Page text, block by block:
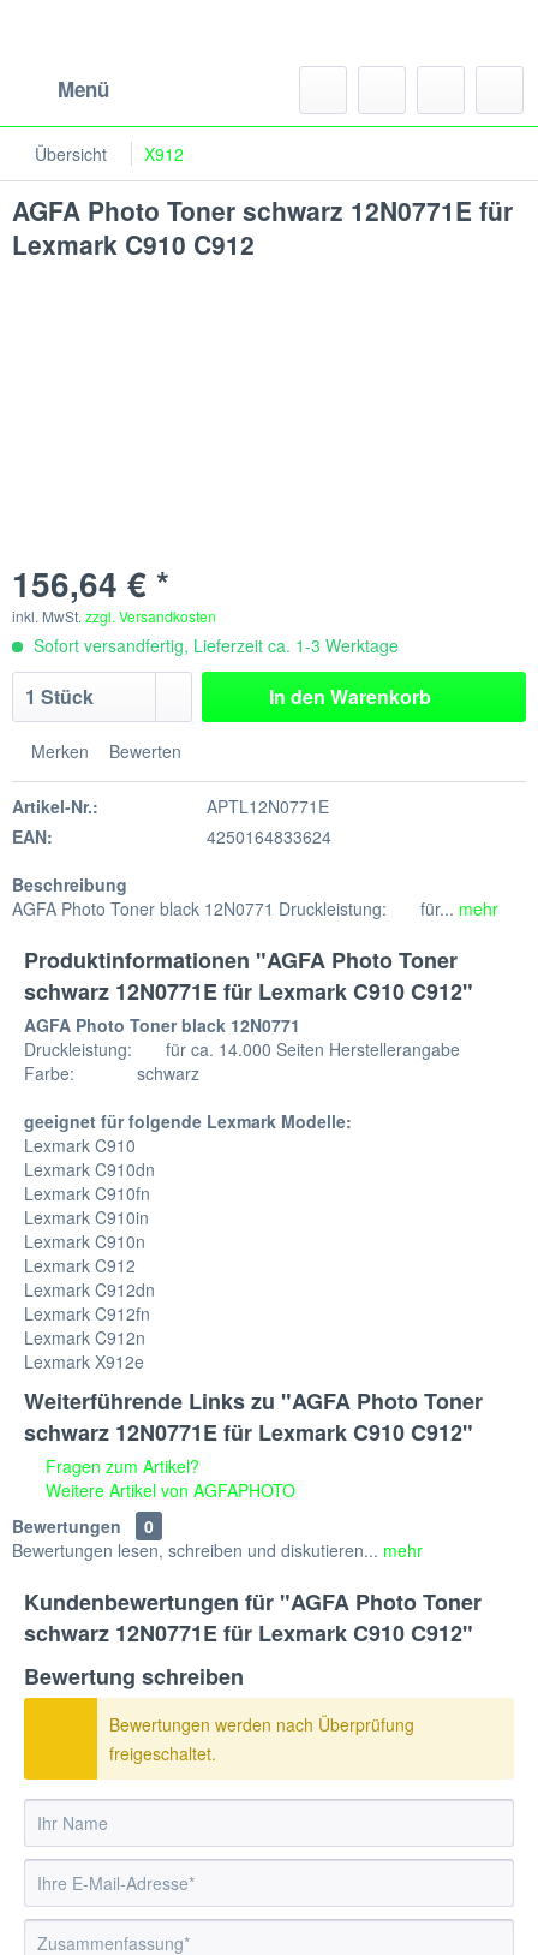
Menü
Übersicht X912
AGFA Photo Toner schwarz 12N0771E für
Lexmark C910 C912
156,64 € *
inkl. MwSt. zzgl. Versandkosten
Sofort versandfertig, Lieferzeit ca. 1-3 Werktage
In den Warenkorb
Merken Bewerten
Artikel-Nr.:
APTL12N0771E
EAN:
4250164833624
Beschreibung
AGFA Photo Toner black 12N0771 Druckleistung: für... mehr
Produktinformationen "AGFA Photo Toner
schwarz 12N0771E für Lexmark C910 C912"
AGFA Photo Toner black 12N0771
Druckleistung: für ca. 14.000 Seiten Herstellerangabe
Farbe: schwarz
geeignet für folgende Lexmark Modelle:
Lexmark C910
Lexmark C910dn
Lexmark C910fn
Lexmark C910in
Lexmark C910n
Lexmark C912
Lexmark C912dn
Lexmark C912fn
Lexmark C912n
Lexmark X912e
Weiterführende Links zu "AGFA Photo Toner
schwarz 12N0771E für Lexmark C910 C912"
Fragen zum Artikel?
Weitere Artikel von AGFAPHOTO
Bewertungen
0
Bewertungen lesen, schreiben und diskutieren... mehr
Kundenbewertungen für "AGFA Photo Toner
schwarz 12N0771E für Lexmark C910 C912"
Bewertung schreiben
Bewertungen werden nach Überprüfung
freigeschaltet.